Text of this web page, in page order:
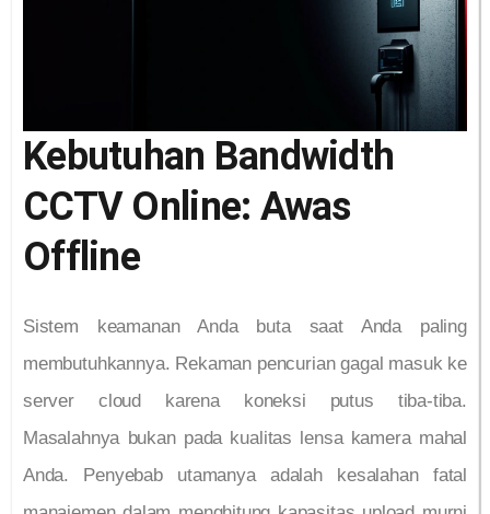
Kebutuhan Bandwidth
CCTV Online: Awas
Offline
Sistem keamanan Anda buta saat Anda paling
membutuhkannya. Rekaman pencurian gagal masuk ke
server cloud karena koneksi putus tiba-tiba.
Masalahnya bukan pada kualitas lensa kamera mahal
Anda. Penyebab utamanya adalah kesalahan fatal